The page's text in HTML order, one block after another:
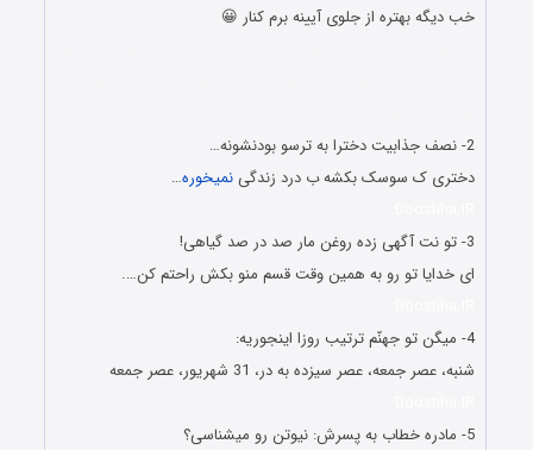
خب دیگه بهتره از جلوی آیینه برم کنار 😀
2- نصف جذابیت دخترا به ترسو بودنشونه…
دختری ک سوسک بکشه ب درد زندگینمیخوره…
3- تو نت آگهی زده روغن مار صد در صد گیاهی!
ای خدایا تو رو به همین وقت قسم منو بکش راحتم کن….
4- میگن تو جهنّم ترتیب روزا اینجوریه:
شنبه، عصر جمعه، عصر سیزده به در، 31 شهریور، عصر جمعه
5- مادره خطاب به پسرش: نیوتن رو میشناسی؟